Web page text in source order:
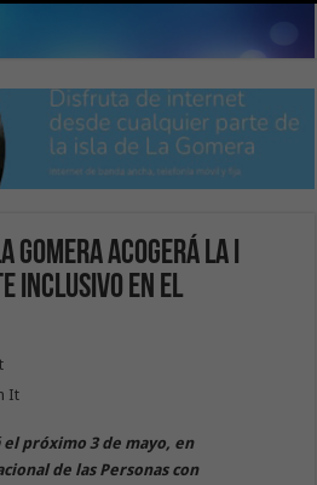
Gomera acogerá la I
Inclusivo en el
próximo 3 de mayo, en
de las Personas con